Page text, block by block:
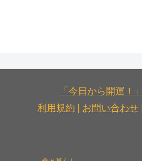
「今日から開運！
利用規約 | お問い合わせ